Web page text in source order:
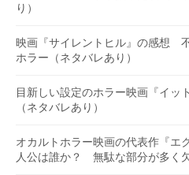
り）
映画『サイレントヒル』の感想
ホラー（ネタバレあり）
目新しい設定のホラー映画『イッ
（ネタバレあり）
オカルトホラー映画の代表作『
人公は誰か？ 無駄な部分が多く